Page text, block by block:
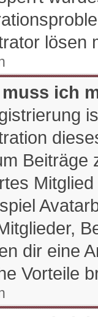
lösen
muss ich
Beiträge
dir eine
Vorteile